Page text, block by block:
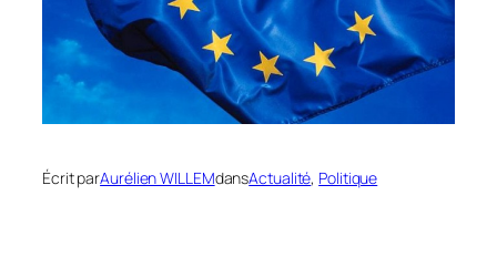
Écrit parAurélien WILLEMdansActualité, Politique